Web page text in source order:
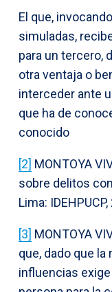
El que,
simuladas,
para un tercero,
otra ventaja o
interceder ante
que ha de
conocido
[2] MONTOYA
sobre delitos
Lima:
[3] MONTOYA
que, dado que
influencias